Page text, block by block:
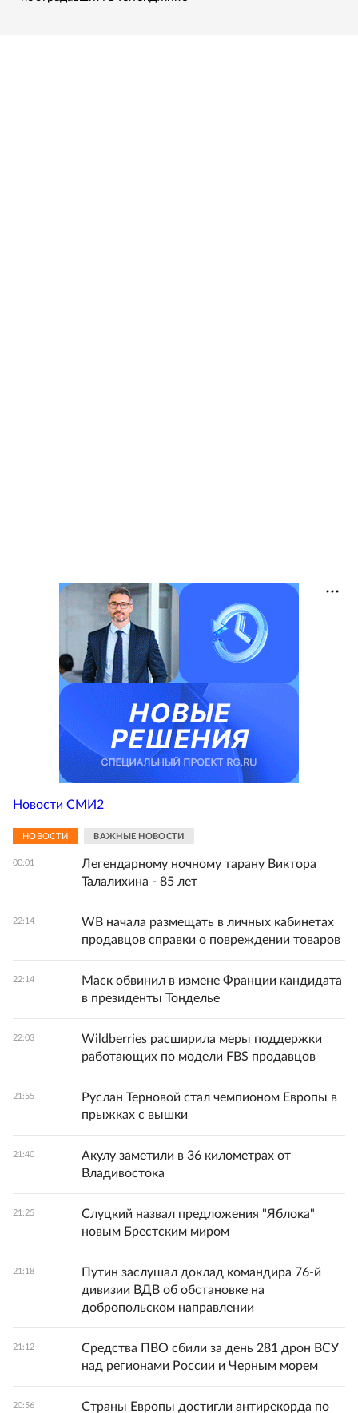
Новости СМИ2
НОВОСТИ ВАЖНЫЕ НОВОСТИ
00:01
Легендарному ночному тарану Виктора
Талалихина - 85 лет
22:14
WB начала размещать в личных кабинетах
продавцов справки о повреждении товаров
22:14
Маск обвинил в измене Франции кандидата
в президенты Тонделье
22:03
Wildberries расширила меры поддержки
работающих по модели FBS продавцов
21:55
Руслан Терновой стал чемпионом Европы в
прыжках с вышки
21:40
Акулу заметили в 36 километрах от
Владивостока
21:25
Слуцкий назвал предложения "Яблока"
новым Брестским миром
21:18
Путин заслушал доклад командира 76-й
дивизии ВДВ об обстановке на
добропольском направлении
21:12
Средства ПВО сбили за день 281 дрон ВСУ
над регионами России и Черным морем
20:56
Страны Европы достигли антирекорда по